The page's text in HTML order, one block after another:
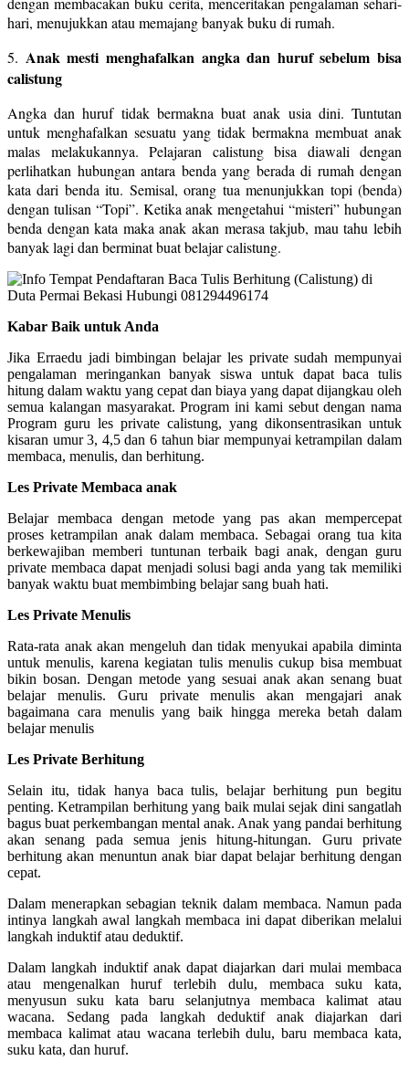
hari, menujukkan atau memajang banyak buku di rumah.
5. Anak mesti menghafalkan angka dan huruf sebelum bisa
calistung
Angka dan huruf tidak bermakna buat anak usia dini. Tuntutan
untuk menghafalkan sesuatu yang tidak bermakna membuat anak
malas melakukannya. Pelajaran calistung bisa diawali dengan
perlihatkan hubungan antara benda yang berada di rumah dengan
kata dari benda itu. Semisal, orang tua menunjukkan topi (benda)
dengan tulisan “Topi”. Ketika anak mengetahui “misteri” hubungan
benda dengan kata maka anak akan merasa takjub, mau tahu lebih
banyak lagi dan berminat buat belajar calistung.
Kabar Baik untuk Anda
Jika Erraedu jadi bimbingan belajar les private sudah mempunyai
pengalaman meringankan banyak siswa untuk dapat baca tulis
hitung dalam waktu yang cepat dan biaya yang dapat dijangkau oleh
semua kalangan masyarakat. Program ini kami sebut dengan nama
Program guru les private calistung, yang dikonsentrasikan untuk
kisaran umur 3, 4,5 dan 6 tahun biar mempunyai ketrampilan dalam
membaca, menulis, dan berhitung.
Les Private Membaca anak
Belajar membaca dengan metode yang pas akan mempercepat
proses ketrampilan anak dalam membaca. Sebagai orang tua kita
berkewajiban memberi tuntunan terbaik bagi anak, dengan guru
private membaca dapat menjadi solusi bagi anda yang tak memiliki
banyak waktu buat membimbing belajar sang buah hati.
Les Private Menulis
Rata-rata anak akan mengeluh dan tidak menyukai apabila diminta
untuk menulis, karena kegiatan tulis menulis cukup bisa membuat
bikin bosan. Dengan metode yang sesuai anak akan senang buat
belajar menulis. Guru private menulis akan mengajari anak
bagaimana cara menulis yang baik hingga mereka betah dalam
belajar menulis
Les Private Berhitung
Selain itu, tidak hanya baca tulis, belajar berhitung pun begitu
penting. Ketrampilan berhitung yang baik mulai sejak dini sangatlah
bagus buat perkembangan mental anak. Anak yang pandai berhitung
akan senang pada semua jenis hitung-hitungan. Guru private
berhitung akan menuntun anak biar dapat belajar berhitung dengan
cepat.
Dalam menerapkan sebagian teknik dalam membaca. Namun pada
intinya langkah awal langkah membaca ini dapat diberikan melalui
langkah induktif atau deduktif.
Dalam langkah induktif anak dapat diajarkan dari mulai membaca
atau mengenalkan huruf terlebih dulu, membaca suku kata,
menyusun suku kata baru selanjutnya membaca kalimat atau
wacana. Sedang pada langkah deduktif anak diajarkan dari
membaca kalimat atau wacana terlebih dulu, baru membaca kata,
suku kata, dan huruf.